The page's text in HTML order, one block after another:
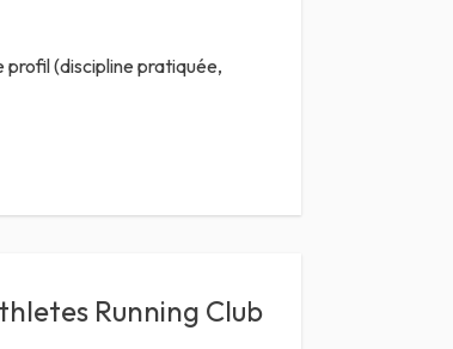
(discipline pratiquée,
Running Club